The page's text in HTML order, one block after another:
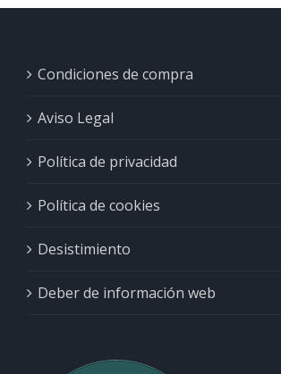
Condiciones de compra
Aviso Legal
Política de privacidad
Política de cookies
Desistimiento
Deber de información web